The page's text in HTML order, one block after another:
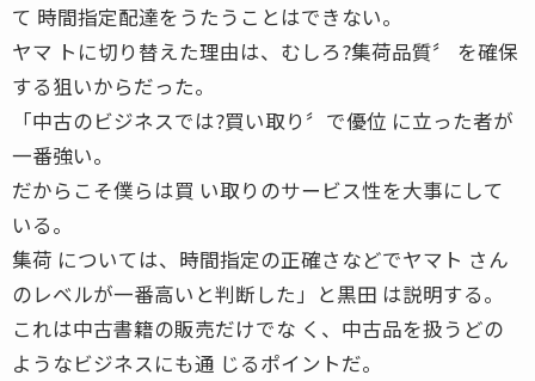
て 時間指定配達をうたうことはできない。
ヤマ トに切り替えた理由は、むしろ?集荷品質〞 を確保
する狙いからだった。
「中古のビジネスでは?買い取り〞で優位 に立った者が
一番強い。
だからこそ僕らは買 い取りのサービス性を大事にして
いる。
集荷 については、時間指定の正確さなどでヤマト さん
のレベルが一番高いと判断した」と黒田 は説明する。
これは中古書籍の販売だけでな く、中古品を扱うどの
ようなビジネスにも通 じるポイントだ。